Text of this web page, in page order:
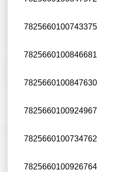
7825660100743375
7825660100846681
7825660100847630
7825660100924967
7825660100734762
7825660100926764